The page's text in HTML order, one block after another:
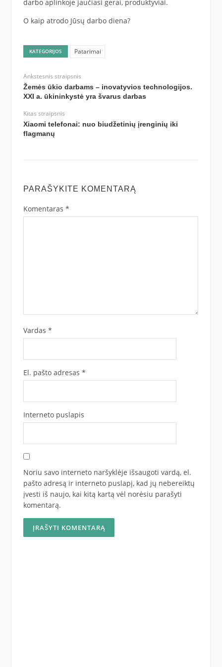
darbo aplinkoje jaučiasi gerai, produktyviai.
O kaip atrodo Jūsų darbo diena?
KATEGORIJOS Patarimai
Ankstesnis straipsnis
Žemės ūkio darbams – inovatyvios technologijos.
XXI a. ūkininkystė yra švarus darbas
Kitas straipsnis
Xiaomi telefonai: nuo biudžetinių įrenginių iki
flagmanų
PARAŠYKITE KOMENTARĄ
Komentaras *
Vardas *
El. pašto adresas *
Interneto puslapis
Noriu savo interneto naršyklėje išsaugoti vardą, el.
pašto adresą ir interneto puslapį, kad jų nebereiktų
įvesti iš naujo, kai kitą kartą vėl norėsiu parašyti
komentarą.